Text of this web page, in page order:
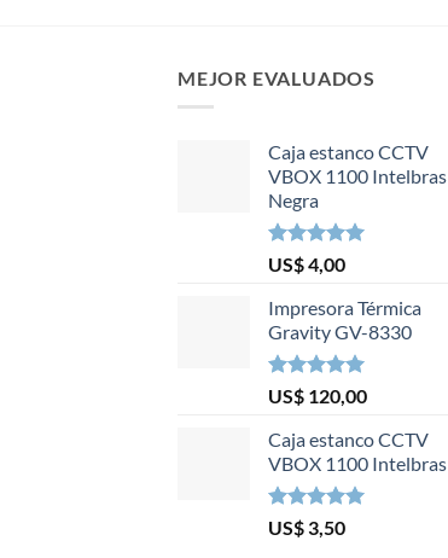
MEJOR EVALUADOS
Caja estanco CCTV
VBOX 1100 Intelbras
Negra
Valorado en
5.00
de 5
US$4,00
Impresora Térmica
Gravity GV-8330
Valorado en
5.00
de 5
US$ 120,00
Caja estanco CCTV
VBOX 1100 Intelbras
Valorado en
5.00
de 5
US$ 3,50